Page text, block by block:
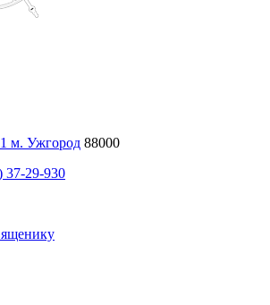
м. Ужгород 88000
37-29-930